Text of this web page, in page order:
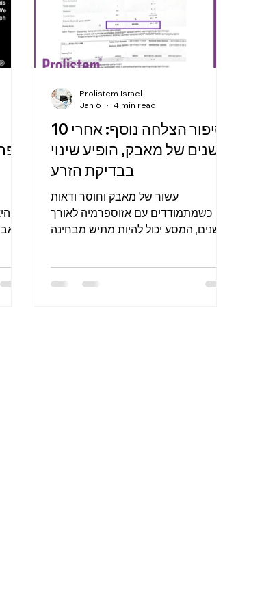
האתגרים הרפואיים נראים בלתי עבירים.
סיפור
סיפור הצלחה נוסף: אחרי 10
שנים של מאבק, הופיע שינוי
בבדיקת הזרע
עשור של מאבק וחוסר ודאות
כשמתמודדים עם אזוספרמיה לאורך
שנים, המסע יכול להיות מתיש מבחינה
"אין תאי זרע". חוסר ודאות לגבי הצעד
Prolistem Israel
Jan 6
4 min read